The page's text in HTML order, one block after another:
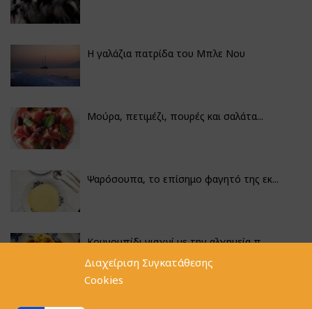
Διαχείριση Συγκατάθεσης
Cookies
Η γαλάζια πατρίδα του Μπλε Νου
Μούρα, πετιμέζι, πουρές και σαλάτα...
Ψαρόσουπα, το επίσημο φαγητό της εκ...
Κουνουπίδι γιαχνί με την αλχημεία π...